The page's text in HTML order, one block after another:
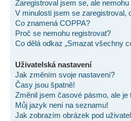
Zaregistroval jsem se, ale nemohu
V minulosti jsem se zaregistroval,
Co znamená COPPA?
Proč se nemohu registrovat?
Co dělá odkaz „Smazat všechny
Uživatelská nastavení
Jak změním svoje nastavení?
Časy jsou špatně!
Změnil jsem časové pásmo, ale je
Můj jazyk není na seznamu!
Jak zobrazím obrázek pod